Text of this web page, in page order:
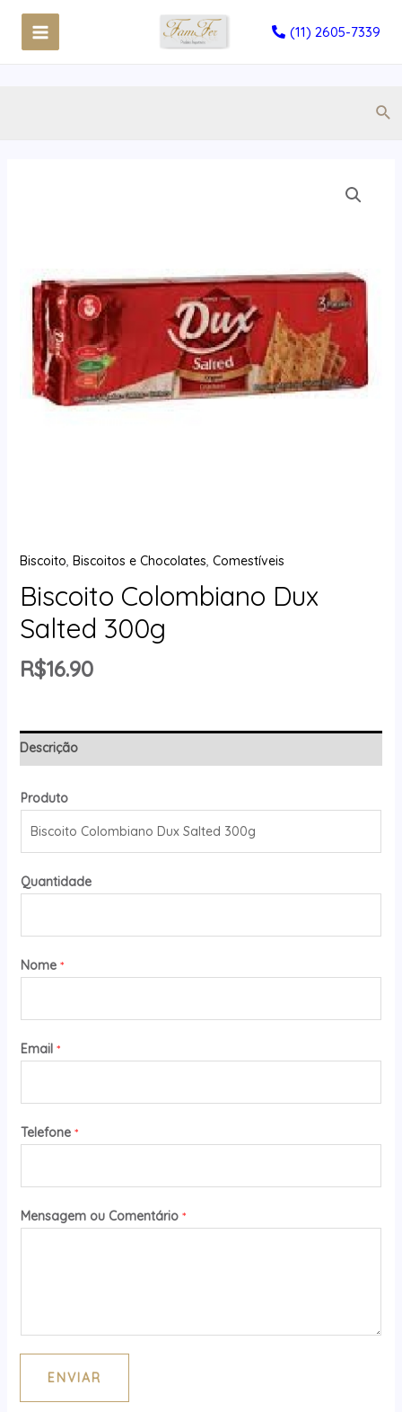
(11) 2605-7339
Biscoito, Biscoitos e Chocolates, Comestíveis
Biscoito Colombiano Dux
Salted 300g
R$16.90
Descrição
Produto
Quantidade
Nome *
Email *
Telefone *
Mensagem ou Comentário *
ENVIAR